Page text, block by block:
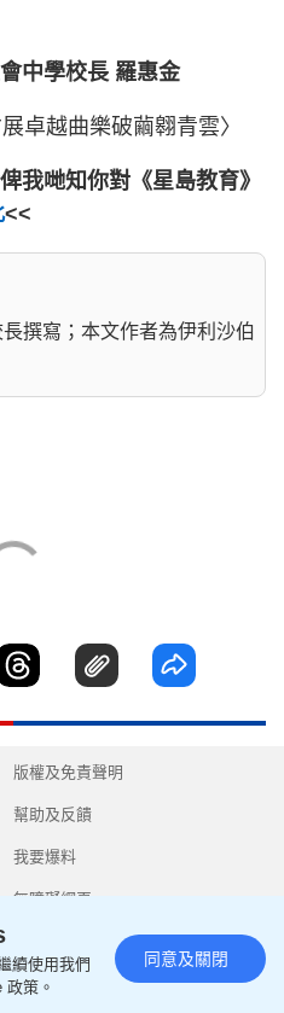
中學校長 羅惠金
卓越曲樂破繭翱青雲〉
我哋知你對《星島教育》
<<
撰寫；本文作者為伊利沙伯
版權及免責聲明
幫助及反饋
我要爆料
無障礙網頁
reserved.
續使用我們
策。
同意及關閉